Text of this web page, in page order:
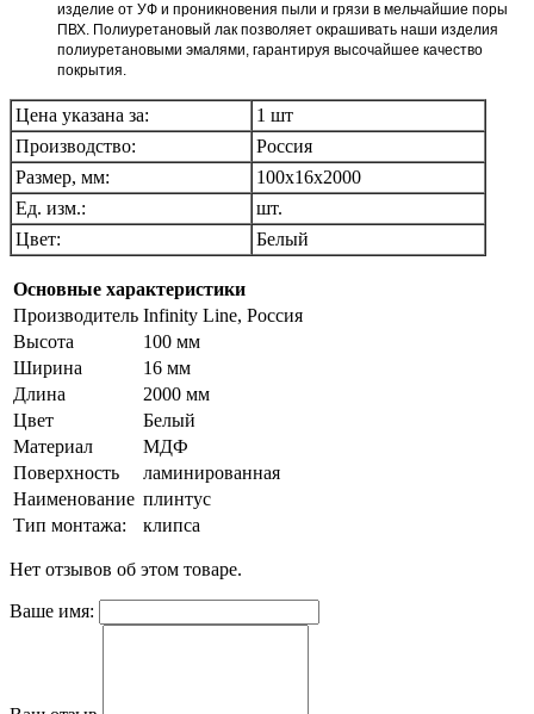
изделие от УФ и проникновения пыли и грязи в мельчайшие поры
ПВХ. Полиуретановый лак позволяет окрашивать наши изделия
полиуретановыми эмалями, гарантируя высочайшее качество
покрытия.
Цена указана за:
1 шт
Производство:
Россия
Размер, мм:
100х16х2000
Ед. изм.:
шт.
Цвет:
Белый
Основные характеристики
Производитель Infinity Line, Россия
Высота
100 мм
Ширина
16 мм
Длина
2000 мм
Цвет
Белый
Материал
МДФ
Поверхность
ламинированная
Наименование плинтус
Тип монтажа:
клипса
Нет отзывов об этом товаре.
Ваше имя: